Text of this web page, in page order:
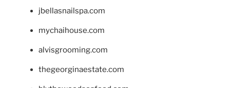
jbellasnailspa.com
mychaihouse.com
alvisgrooming.com
thegeorginaestate.com